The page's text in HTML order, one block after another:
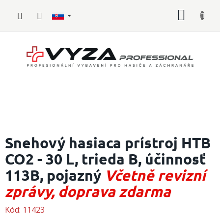
Požiarny
šport
Zdravotnícke
vybavenie
Snehový hasiaca prístroj HTB
CO2 - 30 L, trieda B, účinnosť
113B, pojazný Včetně revizní
zprávy, doprava zdarma
Kód: 11423